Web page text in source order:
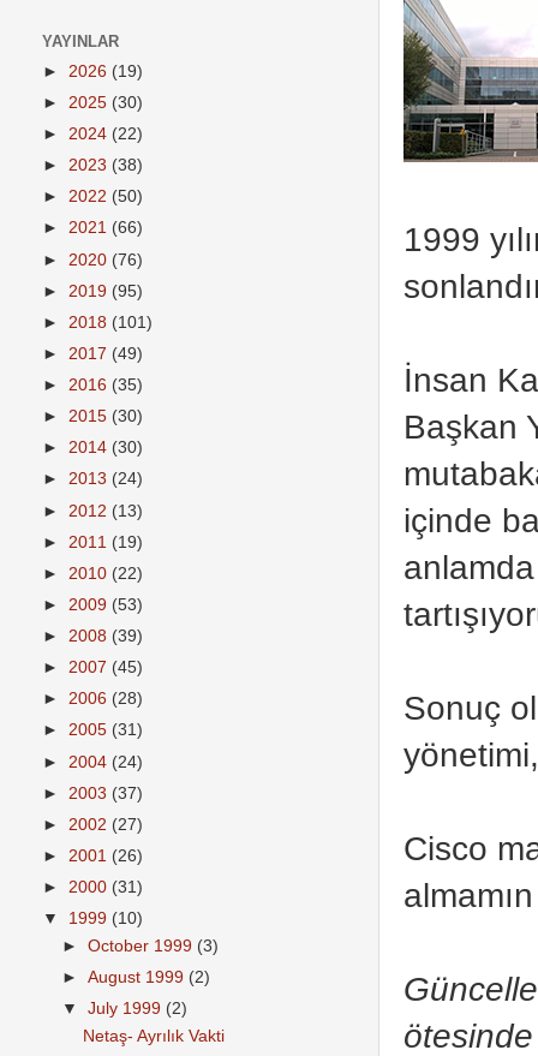
1999
İnsan
Başkan
içinde
Sonuç
Cisco
ötesinde
YAYINLAR
► 2026 (19)
► 2025 (30)
► 2024 (22)
► 2023 (38)
► 2022 (50)
► 2021 (66)
► 2020 (76)
► 2019 (95)
► 2018 (101)
► 2017 (49)
► 2016 (35)
► 2015 (30)
► 2014 (30)
► 2013 (24)
► 2012 (13)
► 2011 (19)
► 2010 (22)
► 2009 (53)
► 2008 (39)
► 2007 (45)
► 2006 (28)
► 2005 (31)
► 2004 (24)
► 2003 (37)
► 2002 (27)
► 2001 (26)
► 2000 (31)
▼ 1999 (10)
►October 1999 (3)
►August 1999 (2)
▼July 1999 (2)
Netaş- Ayrılık Vakti